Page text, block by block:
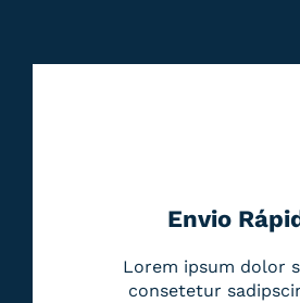
Envio
Lorem ipsum dolor
consetetur